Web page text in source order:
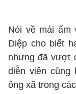
Nói về mái ấm
Diệp cho biết
nhưng đã vượt
diễn viên cũng
ông xã trong